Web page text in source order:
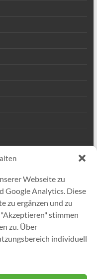
Webseite zu
Google Analytics. Diese
zu ergänzen und zu
stimmen
zu. Über
individuell